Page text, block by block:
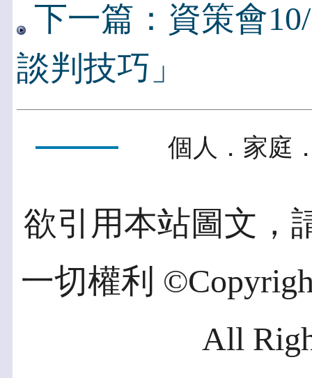
下一篇：資策會
談判技巧」
個人．家庭
欲引用本站圖文，
一切權利
All